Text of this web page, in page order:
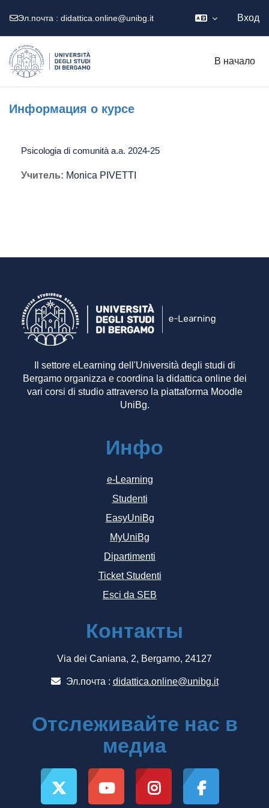
Эл.почта : didattica.online@unibg.it Вход
В начало
Информация о курсе
Psicologia di comunità a.a. 2024-25
Учитель: Monica PIVETTI
Il settore eLearning dell'Università degli studi di
Bergamo organizza e coordina la didattica online dei
vari corsi di studio attraverso la piattaforma Moodle
UniBg.
Инфо
e-Learning
Studenti
EasyUniBg
MyUniBg
Dipartimenti
Ticket Studenti
Esci da SEB
Контакты
Via dei Caniana, 2, Bergamo, 24127
Эл.почта : didattica.online@unibg.it
Отслеживайте нас в
медиа